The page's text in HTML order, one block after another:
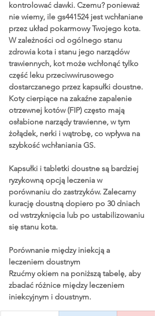
kontrolować dawki. Czemu? ponieważ
nie wiemy, ile gs441524 jest wchłaniane
przez układ pokarmowy Twojego kota.
W zależności od ogólnego stanu
zdrowia kota i stanu jego narządów
trawiennych, kot może wchłonąć tylko
część leku przeciwwirusowego
dostarczanego przez kapsułki doustne.
Koty cierpiące na zakaźne zapalenie
otrzewnej kotów (FIP) często mają
osłabione narządy trawienne, w tym
żołądek, nerki i wątrobę, co wpływa na
szybkość wchłaniania GS.
Kapsułki i tabletki doustne są bardziej
ryzykowną opcją leczenia w
porównaniu do zastrzyków. Zalecamy
kurację doustną dopiero po 30 dniach
od wstrzyknięcia lub po ustabilizowaniu
się stanu kota.
Porównanie między iniekcją a
leczeniem doustnym
Rzućmy okiem na poniższą tabelę, aby
zbadać różnice między leczeniem
iniekcyjnym i doustnym.